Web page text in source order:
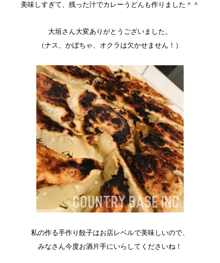
美味しすぎて、残った汁でカレーうどんも作りました＾＾
大垣さん大変ありがとうございました。
（ナス、かぼちゃ、オクラは欠かせません！）
私の作る手作り餃子はお店レベルで美味しいので、
みなさん今度お酒片手にいらしてくださいね！